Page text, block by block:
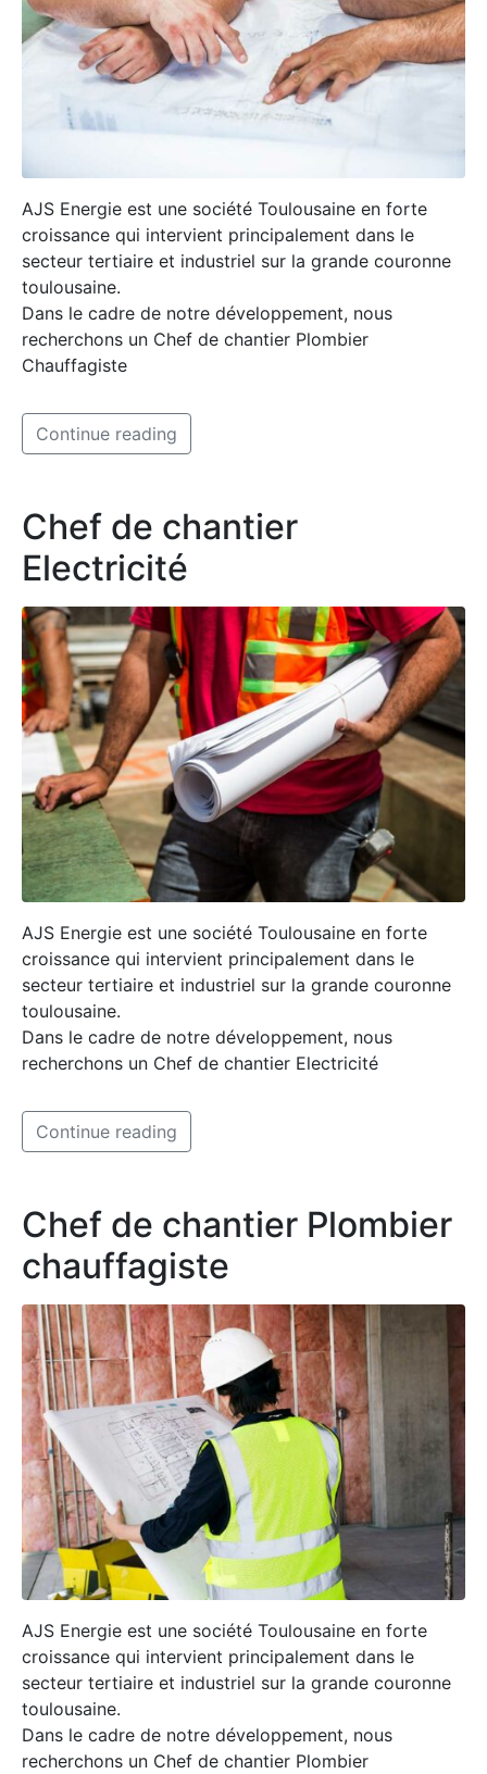
AJS Energie est une société Toulousaine en forte
croissance qui intervient principalement dans le
secteur tertiaire et industriel sur la grande couronne
toulousaine.
Dans le cadre de notre développement, nous
recherchons un Chef de chantier Plombier
Chauffagiste
Continue reading
Chef de chantier
Electricité
AJS Energie est une société Toulousaine en forte
croissance qui intervient principalement dans le
secteur tertiaire et industriel sur la grande couronne
toulousaine.
Dans le cadre de notre développement, nous
recherchons un Chef de chantier Electricité
Continue reading
Chef de chantier Plombier
chauffagiste
AJS Energie est une société Toulousaine en forte
croissance qui intervient principalement dans le
secteur tertiaire et industriel sur la grande couronne
toulousaine.
Dans le cadre de notre développement, nous
recherchons un Chef de chantier Plombier